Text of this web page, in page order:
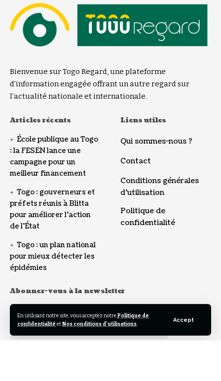
En utilisant notre site, vous acceptez notrePolitique de
confidentialité etNos conditions d'utilisations.
Accept
Bienvenue sur Togo Regard, une plateforme
d’information engagée offrant un autre regard sur
l’actualité nationale et internationale.
Articles récents
École publique au Togo
: la FESEN lance une
campagne pour un
meilleur financement
Togo : gouverneurs et
préfets réunis à Blitta
pour améliorer l’action
de l’État
Togo : un plan national
pour mieux détecter les
épidémies
Liens utiles
Qui sommes-nous ?
Contact
Conditions générales
d’utilisation
Politique de
confidentialité
Abonnez-vous à la newsletter
Adresse E-mail: